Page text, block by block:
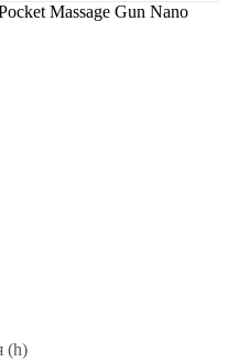
Massage Gun Nano
(h)